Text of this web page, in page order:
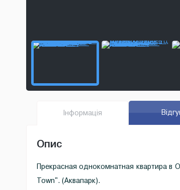
Iнформація
Oпис
Прекрасная однокомнатная квартира
Town". (Аквапарк).